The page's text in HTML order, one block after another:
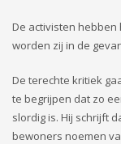
De activisten hebben
worden zij in de
De terechte kritiek
te begrijpen dat zo
slordig is. Hij schrijft
bewoners noemen